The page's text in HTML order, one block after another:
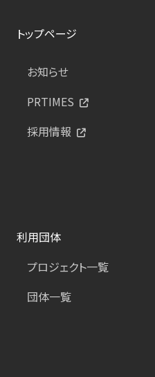
トップページ
お知らせ
PRTIMES
採用情報
利用団体
プロジェクト一覧
団体一覧